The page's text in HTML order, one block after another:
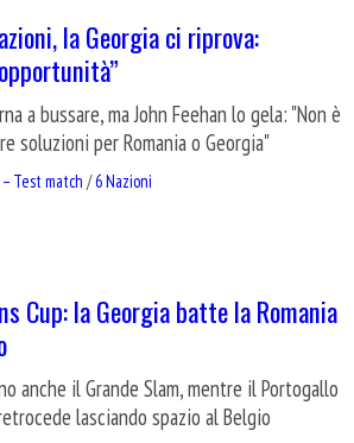
la Georgia ci riprova:
a bussare, ma John Feehan lo gela: "Non è
soluzioni per Romania o Georgia"
Test match /6 Nazioni
Cup: la Georgia batte la Romania
anche il Grande Slam, mentre il Portogallo
lasciando spazio al Belgio